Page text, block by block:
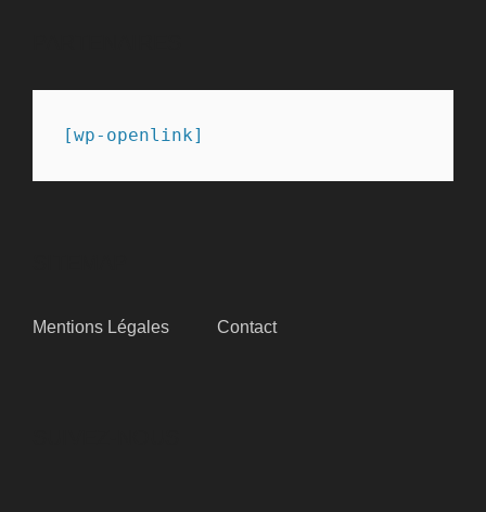
[wp-openlink]
Mentions Légales Contact